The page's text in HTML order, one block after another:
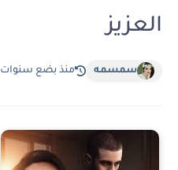
العزيز
سمسمه منذ بضع سنوات